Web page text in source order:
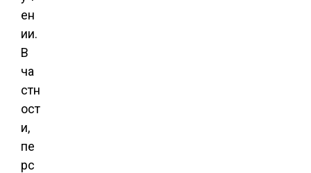
ен
ии.
В
ча
стн
ост
и,
пе
рс